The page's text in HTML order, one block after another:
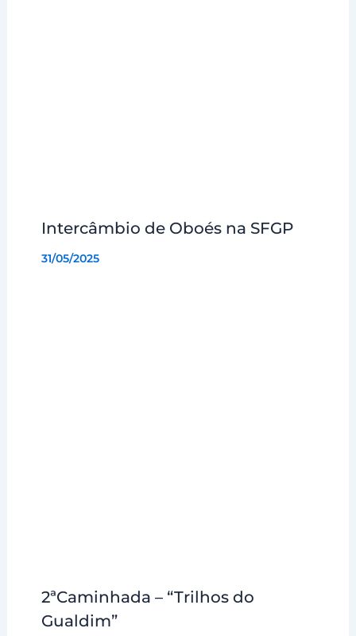
Intercâmbio de Oboés na SFGP
31/05/2025
2ªCaminhada – “Trilhos do
Gualdim”